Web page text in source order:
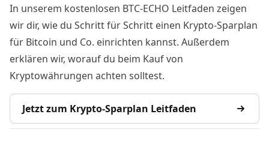
In unserem kostenlosen BTC-ECHO Leitfaden zeigen
wir dir, wie du Schritt für Schritt einen Krypto-Sparplan
für Bitcoin und Co. einrichten kannst. Außerdem
erklären wir, worauf du beim Kauf von
Kryptowährungen achten solltest.
Jetzt zum Krypto-Sparplan Leitfaden